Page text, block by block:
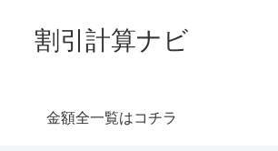
割引計算ナビ
金額全一覧はコチラ